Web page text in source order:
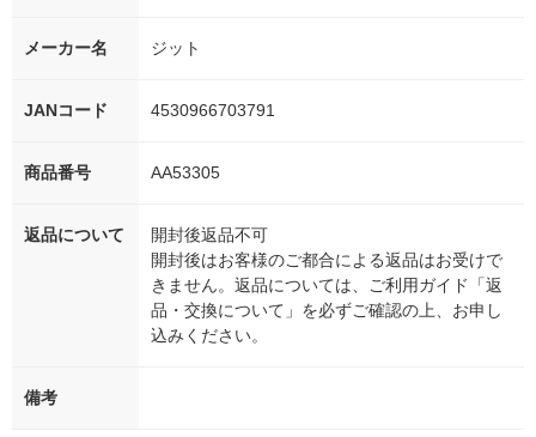
メーカー名 ジット
JANコード 4530966703791
商品番号 AA53305
返品について
開封後返品不可
開封後はお客様のご都合による返品はお受けで
きません。返品については、ご利用ガイド「返
品・交換について」を必ずご確認の上、お申し
込みください。
備考